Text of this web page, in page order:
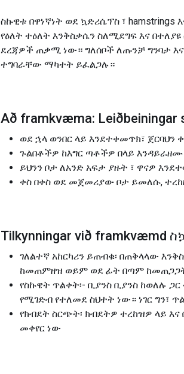
ስኩዊቱ በዋነኛነት ወደ ኳድሪሴፕስ ፣
የዕለት ተዕለት እንቅስቃሴን ስለሚደግፍ እና
ደረጃዎች ጠቃሚ ነው። ግለሰቦች ለጡንቻ ግንባታ
ተግባራቸው ማካተት ይፈልጋሉ።
Að framkvæma:
ወደ ኋላ ወንበር ላይ እንደተቀመጥክ፣ ጀርባህን
ጉልበቶችዎ ከእግር ጣቶችዎ በላይ
ይህንን ቦታ ለአንድ አፍታ ያዙት ፣ ዋናዎ
ቀስ በቀስ ወደ መጀመሪያው ቦታ ይመለሱ,
Tilkynningar við framkvæmd
ገለልተኛ አከርካሪን ይጠብቁ፡ በጠቅላላው
ከመጠምዘዝ ወይም ወደ ፊት በጣም
የስኩዌት ጥልቀት፡- ቢያንስ ቢያንስ ከወለሉ
የሚገድብ የተለመደ ስህተት ነው። ነገር ግን፣
የክብደት ስርጭት፡ ክብደትዎ ተረከዝዎ ላይ እና
መቀየር ነው